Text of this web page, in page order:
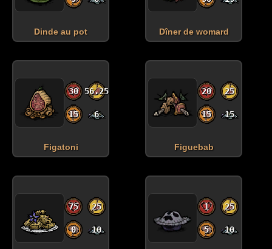
Dinde au pot Dîner de womard
30 56.25
15 6
Figatoni
20 25
15 15
Figuebab
75 25
0 10
1 25
5 10